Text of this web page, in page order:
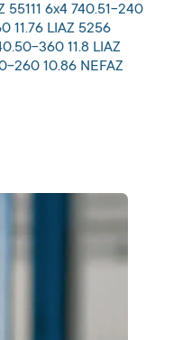
6x4 740.51-240
11.76 LIAZ 5256
360 11.8 LIAZ
260 10.86 NEFAZ